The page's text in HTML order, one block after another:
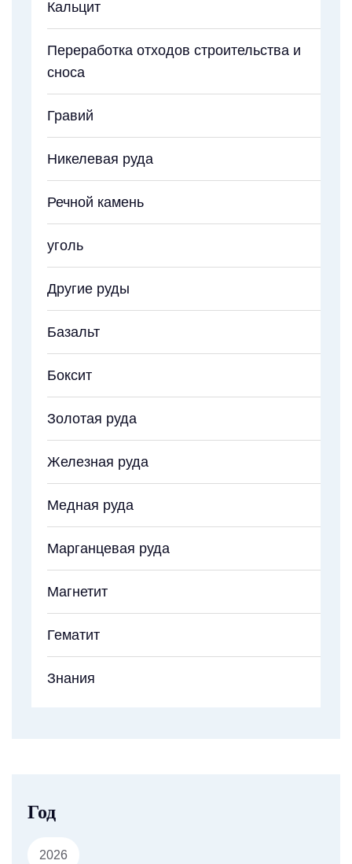
Кальцит
Переработка отходов строительства и
сноса
Гравий
Никелевая руда
Речной камень
уголь
Другие руды
Базальт
Боксит
Золотая руда
Железная руда
Медная руда
Марганцевая руда
Магнетит
Гематит
Знания
Год
2026